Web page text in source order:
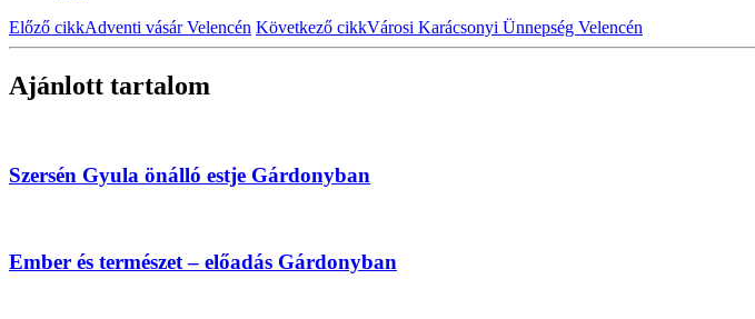
Előző cikkAdventi vásár Velencén Következő cikkVárosi Karácsonyi Ünnepség Velencén
Ajánlott tartalom
Szersén Gyula önálló estje Gárdonyban
Ember és természet – előadás Gárdonyban